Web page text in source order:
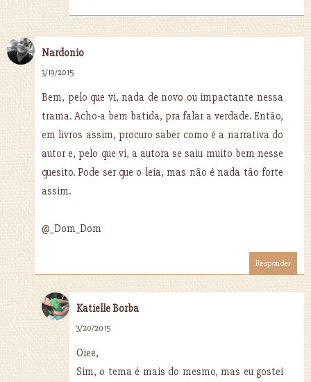
Nardonio
3/19/2015
Bem, pelo que vi, nada de novo ou impactante nessa
trama. Acho-a bem batida, pra falar a verdade. Então,
em livros assim, procuro saber como é a narrativa do
autor e, pelo que vi, a autora se saiu muito bem nesse
quesito. Pode ser que o leia, mas não é nada tão forte
assim.
@_Dom_Dom
Responder
Katielle Borba
3/20/2015
Oiee,
Sim, o tema é mais do mesmo, mas eu gostei